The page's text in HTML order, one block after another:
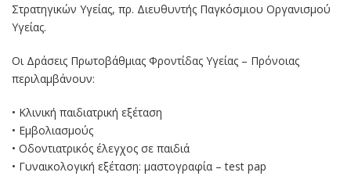
Στρατηγικών Υγείας, πρ. Διευθυντής Παγκόσμιου Οργανισμού
Υγείας.
Οι Δράσεις Πρωτοβάθμιας Φροντίδας Υγείας – Πρόνοιας
περιλαμβάνουν:
• Κλινική παιδιατρική εξέταση
• Εμβολιασμούς
• Οδοντιατρικός έλεγχος σε παιδιά
• Γυναικολογική εξέταση: μαστογραφία – test pap